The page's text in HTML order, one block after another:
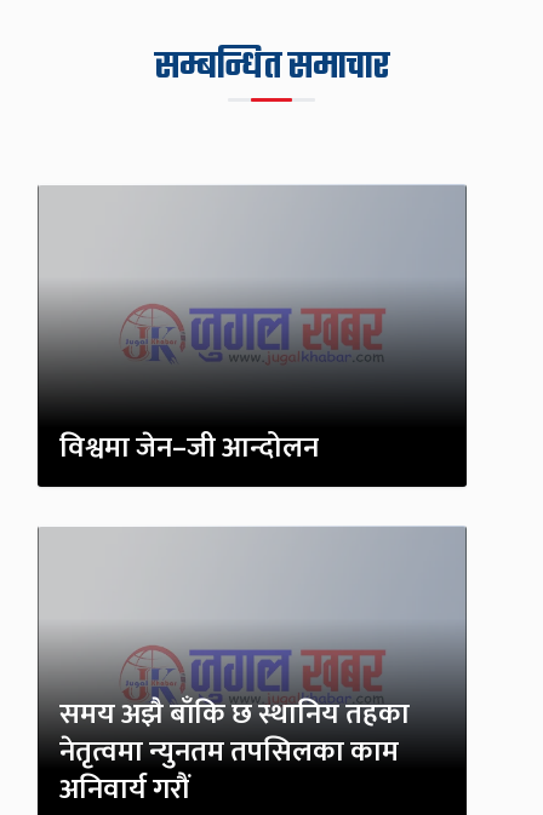
सम्बन्धित समाचार
विश्वमा जेन–जी आन्दोलन
समय अझै बाँकि छ स्थानिय तहका
नेतृत्वमा न्युनतम तपसिलका काम
अनिवार्य गरौं